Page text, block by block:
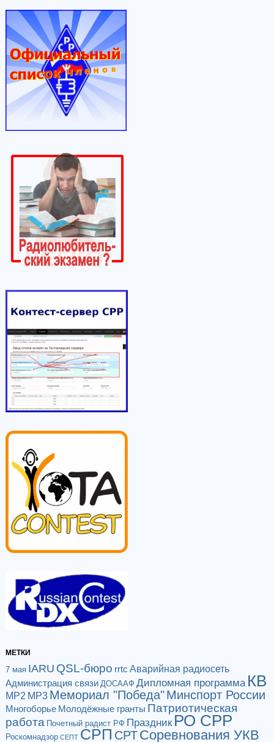
МЕТКИ
7 мая IARU QSL-бюро rrtc Аварийная радиосеть
Администрация связи ДОСААФ Дипломная программа КВ
МР2 МР3 Мемориал "Победа"Минспорт России
Многоборье Молодёжные гранты Патриотическая
работа Почетный радист РФ Праздник РО СРР
Роскомнадзор СЕПТ СРП СРТСоревнования УКВ